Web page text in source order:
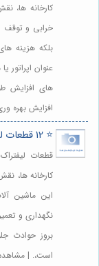
کارخانه ها،
خرابی و توقف
بلکه هزینه
عنوان اپراتور
های افزایش
افزایش بهره
⭐️ 12 قطعات لیفتراک که قبل از تعمیرات باید بررسی شوند ⚠️
قطعات
کارخانه ها،
این ماشین
نگهداری و
بروز حوادث
است،. |